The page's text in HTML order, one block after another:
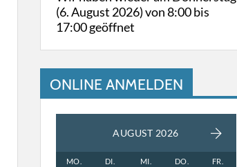
(6. August 2026) von 8:00 bis
17:00 geöffnet
ONLINE ANMELDEN
AUGUST 2026
MO. DI. MI. DO. FR.